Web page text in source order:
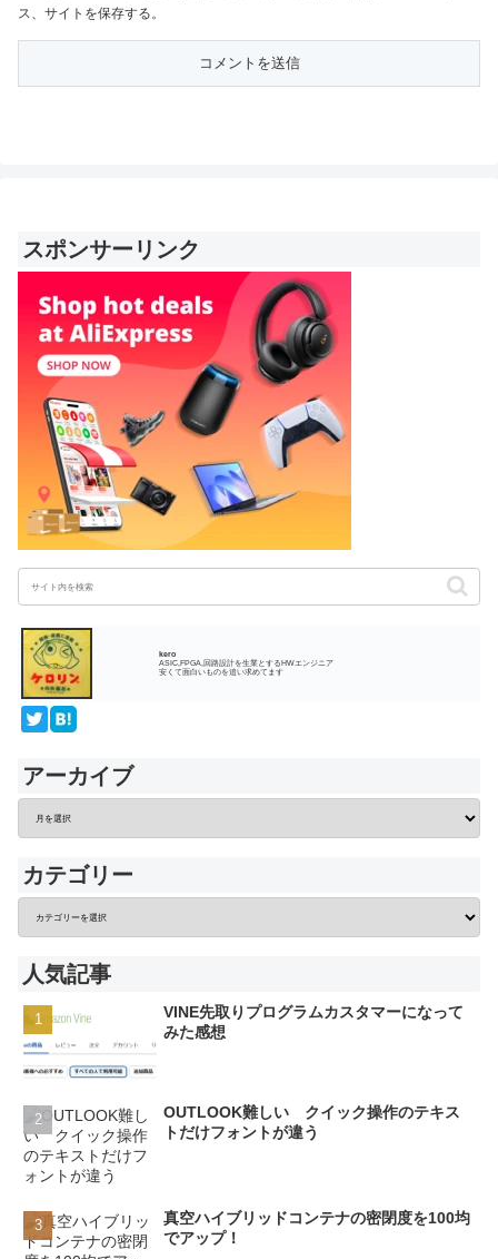
ス、サイトを保存する。
スポンサーリンク
kero
ASIC,FPGA,回路設計を生業とするHWエンジニア
安くて面白いものを追い求めてます
アーカイブ
カテゴリー
人気記事
VINE先取りプログラムカスタマーになって
みた感想
OUTLOOK難しい クイック操作のテキス
トだけフォントが違う
真空ハイブリッドコンテナの密閉度を100均
でアップ！